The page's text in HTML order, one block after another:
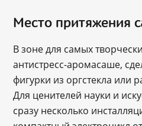
Место притяжения
В зоне для самых
антистресс-аромасаше,
фигурки из оргстекла или
Для ценителей науки и
сразу несколько